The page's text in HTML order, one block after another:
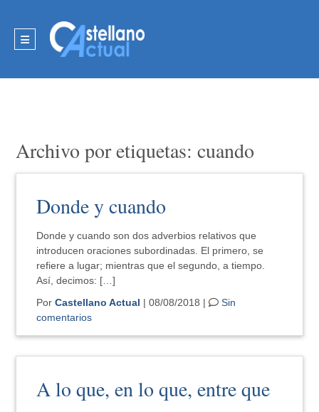
Archivo por etiquetas: cuando
Donde y cuando
Donde y cuando son dos adverbios relativos que
introducen oraciones subordinadas. El primero, se
refiere a lugar; mientras que el segundo, a tiempo.
Así, decimos: […]
PorCastellano Actual | 08/08/2018 |
Sin
comentarios
A lo que, en lo que, entre que